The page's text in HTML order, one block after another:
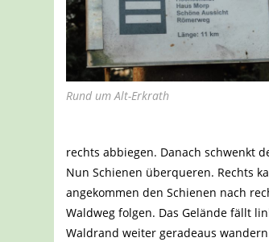
Rund um Alt-Erkrath
rechts abbiegen. Danach schwenkt
Nun Schienen überqueren. Rechts
angekommen den Schienen nach
Waldweg folgen. Das Gelände fällt
Waldrand weiter geradeaus